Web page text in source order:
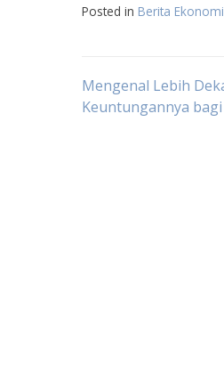
Posted in Berita Ekonomi
Post
Mengenal Lebih
Keuntungannya